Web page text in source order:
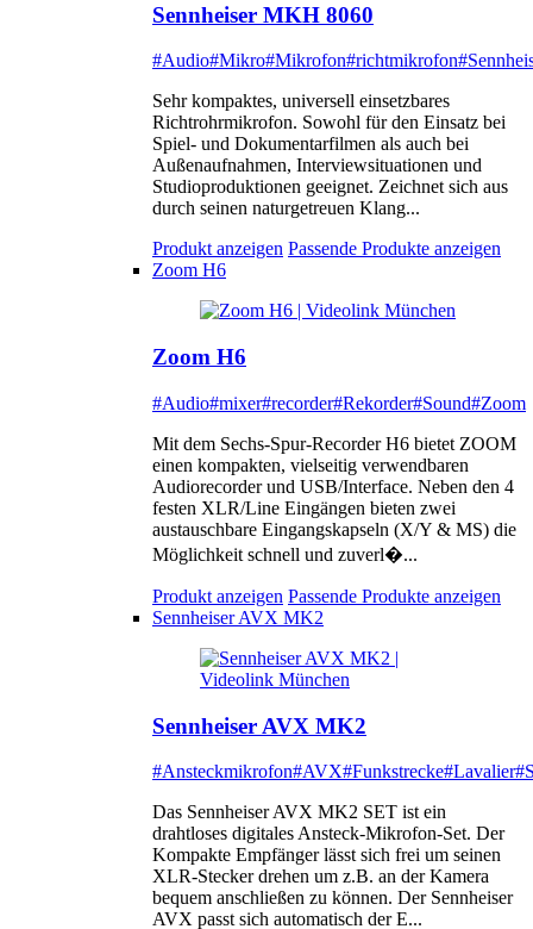
Sennheiser MKH 8060
#Audio#Mikro#Mikrofon#richtmikrofon
Sehr kompaktes, universell einsetzbares
Richtrohrmikrofon. Sowohl für den Einsatz bei
Spiel- und Dokumentarfilmen als auch bei
Außenaufnahmen, Interviewsituationen und
Studioproduktionen geeignet. Zeichnet sich aus
durch seinen naturgetreuen Klang...
Produkt anzeigen Passende Produkte anzeigen
Zoom H6
Zoom H6
#Audio#mixer#recorder#Rekorder#Sound#Zoom
Mit dem Sechs-Spur-Recorder H6 bietet ZOOM
einen kompakten, vielseitig verwendbaren
Audiorecorder und USB/Interface. Neben den 4
festen XLR/Line Eingängen bieten zwei
austauschbare Eingangskapseln (X/Y & MS) die
Möglichkeit schnell und zuverl�...
Produkt anzeigen Passende Produkte anzeigen
Sennheiser AVX MK2
Sennheiser AVX MK2
#Ansteckmikrofon#AVX#Funkstrecke#Lavalier
Das Sennheiser AVX MK2 SET ist ein
drahtloses digitales Ansteck-Mikrofon-Set. Der
Kompakte Empfänger lässt sich frei um seinen
XLR-Stecker drehen um z.B. an der Kamera
bequem anschließen zu können. Der Sennheiser
AVX passt sich automatisch der E...